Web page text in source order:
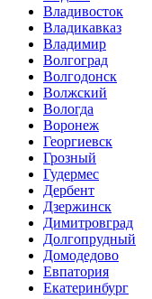
Владивосток
Владикавказ
Владимир
Волгоград
Волгодонск
Волжский
Вологда
Воронеж
Георгиевск
Грозный
Гудермес
Дербент
Дзержинск
Димитровград
Долгопрудный
Домодедово
Евпатория
Екатеринбург